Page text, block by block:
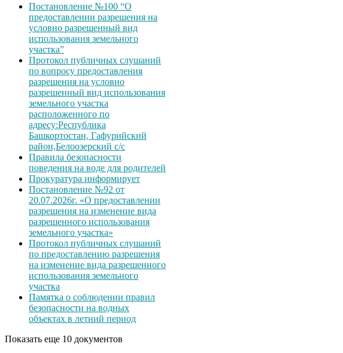
Постановление №100 “О
предоставлении разрешения на
условно разрешенный вид
использования земельного
участка”
Протокол публичных слушаний
по вопросу предоставления
разрешения на условно
разрешенный вид использования
земельного участка
расположенного по
адресу:Республика
Башкортостан, Гафурийский
район,Белоозерский с/с
Правила безопасности
поведения на воде для родителей
Прокуратура информирует
Постановление №92 от
20.07.2026г. «О предоставлении
разрешения на изменение вида
разрешенного использования
земельного участка»
Протокол публичных слушаний
по предоставлению разрешения
на изменение вида разрешенного
использования земельного
участка
Памятка о соблюдении правил
безопасности на водных
объектах в летний период
Показать еще 10 документов